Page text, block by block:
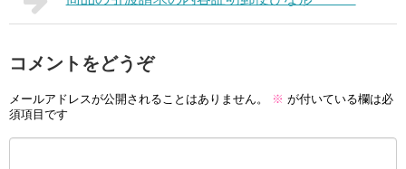
コメントをどうぞ
メールアドレスが公開されることはありません。 ※ が付いている欄は必
須項目です